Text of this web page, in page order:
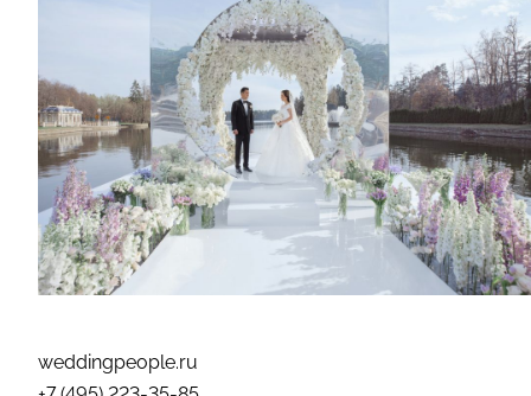
weddingpeople.ru